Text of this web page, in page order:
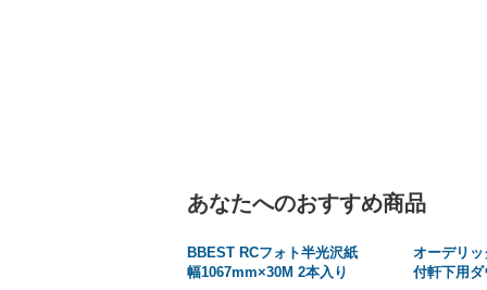
あなたへのおすすめ商品
BBEST RCフォト半光沢紙
幅1067mm×30M 2本入り
オーデリ
付軒下用ダ